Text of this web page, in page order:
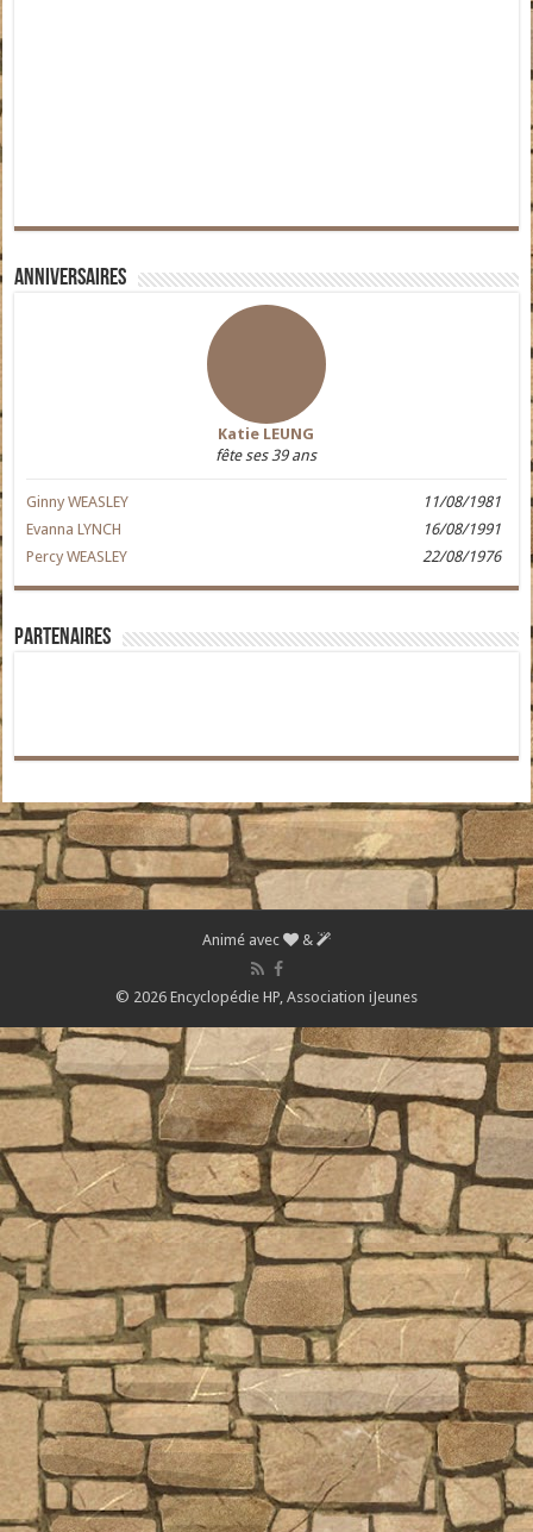
Anniversaires
Katie LEUNG
fête ses 39 ans
Ginny WEASLEY
11/08/1981
Evanna LYNCH
16/08/1991
Percy WEASLEY
22/08/1976
Partenaires
Animé avec &
© 2026 Encyclopédie HP, Association iJeunes